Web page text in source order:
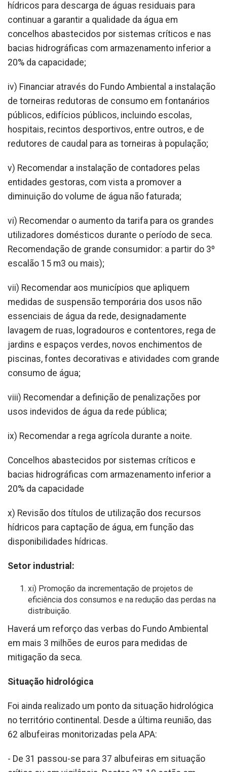
hídricos para descarga de águas residuais para
continuar a garantir a qualidade da água em
concelhos abastecidos por sistemas críticos e nas
bacias hidrográficas com armazenamento inferior a
20% da capacidade;
iv) Financiar através do Fundo Ambiental a instalação
de torneiras redutoras de consumo em fontanários
públicos, edifícios públicos, incluindo escolas,
hospitais, recintos desportivos, entre outros, e de
redutores de caudal para as torneiras à população;
v) Recomendar a instalação de contadores pelas
entidades gestoras, com vista a promover a
diminuição do volume de água não faturada;
vi) Recomendar o aumento da tarifa para os grandes
utilizadores domésticos durante o período de seca.
Recomendação de grande consumidor: a partir do 3º
escalão 15 m3 ou mais);
vii) Recomendar aos municípios que apliquem
medidas de suspensão temporária dos usos não
essenciais de água da rede, designadamente
lavagem de ruas, logradouros e contentores, rega de
jardins e espaços verdes, novos enchimentos de
piscinas, fontes decorativas e atividades com grande
consumo de água;
viii) Recomendar a definição de penalizações por
usos indevidos de água da rede pública;
ix) Recomendar a rega agrícola durante a noite.
Concelhos abastecidos por sistemas críticos e
bacias hidrográficas com armazenamento inferior a
20% da capacidade
x) Revisão dos títulos de utilização dos recursos
hídricos para captação de água, em função das
disponibilidades hídricas.
Setor industrial:
xi) Promoção da incrementação de projetos de
eficiência dos consumos e na redução das perdas na
distribuição.
Haverá um reforço das verbas do Fundo Ambiental
em mais 3 milhões de euros para medidas de
mitigação da seca.
Situação hidrológica
Foi ainda realizado um ponto da situação hidrológica
no território continental. Desde a última reunião, das
62 albufeiras monitorizadas pela APA:
- De 31 passou-se para 37 albufeiras em situação